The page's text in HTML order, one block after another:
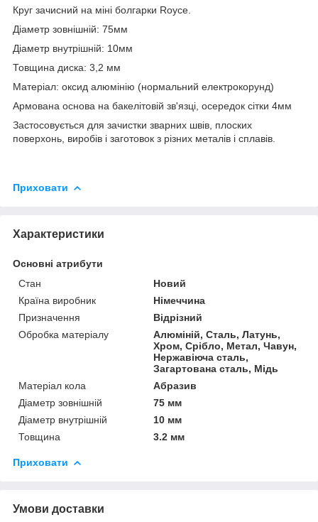
Круг зачисний на міні болгарки Royce.
Діаметр зовнішній: 75мм
Діаметр внутрішній: 10мм
Товщина диска: 3,2 мм
Матеріал: оксид алюмінію (нормальний електрокорунд)
Армована основа на бакелітовій зв'язці, осередок сітки 4мм
Застосовується для зачистки зварних швів, плоских
поверхонь, виробів і заготовок з різних металів і сплавів.
Приховати
Характеристики
Основні атрибути
Стан
Новий
Країна виробник
Німеччина
Призначення
Відрізний
Обробка матеріалу
Алюміній, Сталь, Латунь,
Хром, Срібло, Метал, Чавун,
Нержавіюча сталь,
Загартована сталь, Мідь
Матеріал кола
Абразив
Діаметр зовнішній
75 мм
Діаметр внутрішній
10 мм
Товщина
3.2 мм
Приховати
Умови доставки